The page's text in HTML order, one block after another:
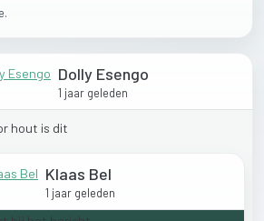
Dolly Esengo
1 jaar geleden
hout is dit
Klaas Bel
1 jaar geleden